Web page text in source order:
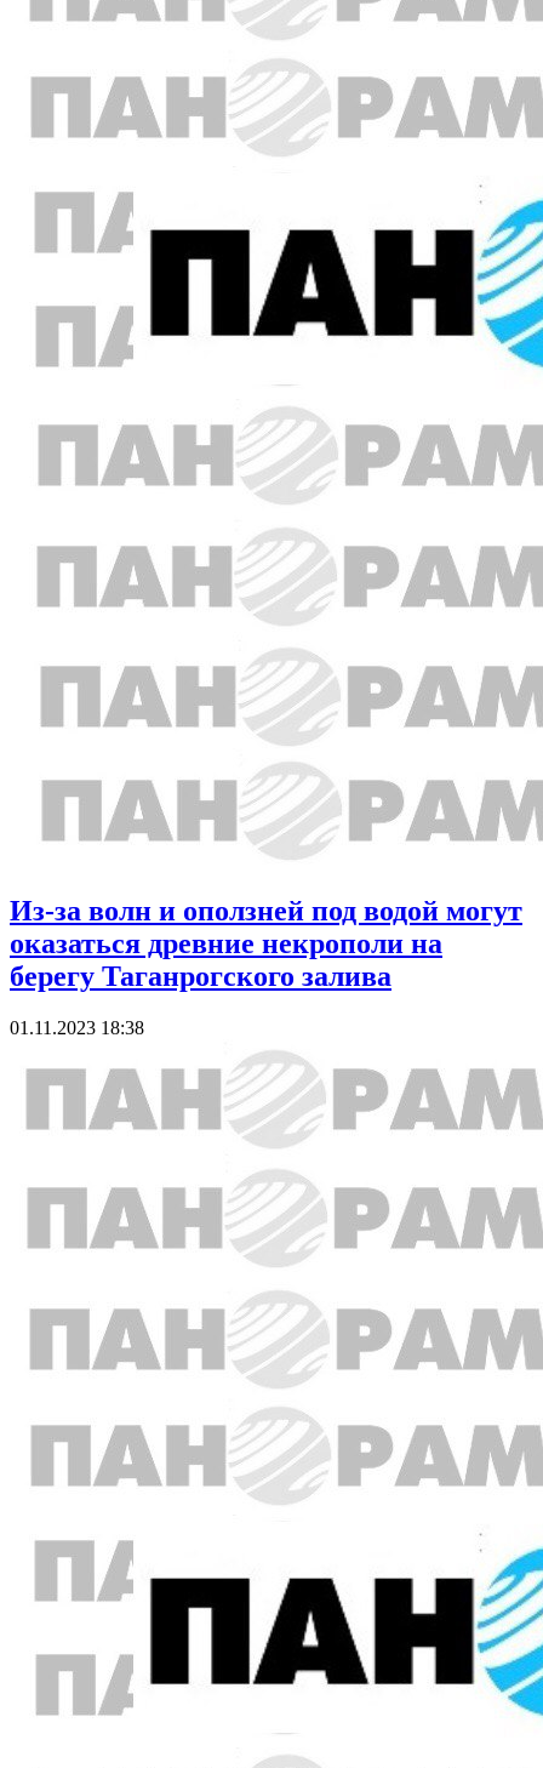
Из-за волн и оползней под водой могут
оказаться древние некрополи на
берегу Таганрогского залива
01.11.2023 18:38